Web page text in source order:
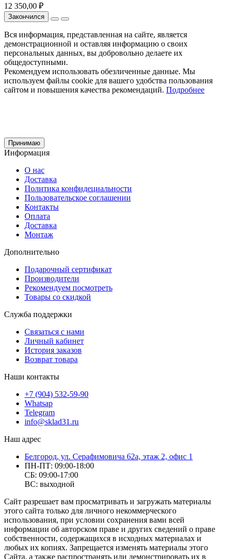
12 350,00 ₽
Закончился
Вся информация, представленная на сайте, является
демонстрационной и оставляя информацию о своих
персональных данных, вы добровольно делаете их
общедоступными.
Рекомендуем использовать обезличенные данные. Мы
используем файлы cookie для вашего удобства пользования
сайтом и повышения качества рекомендаций. Подробнее
Принимаю
Информация
О нас
Доставка
Политика конфидециальности
Пользовательское соглашении
Контакты
Оплата
Доставка
Монтаж
Дополнительно
Подарочный сертификат
Производители
Рекомендуем посмотреть
Товары со скидкой
Служба поддержки
Связаться с нами
Личный кабинет
История заказов
Возврат товара
Наши контакты
+7 (904) 532-59-90
Whatsap
Telegram
info@sklad31.ru
Наш адрес
Белгород, ул. Серафимовича 62а, этаж 2, офис 1
ПН-ПТ: 09:00-18:00
СБ: 09:00-17:00
ВС: выходной
Сайт разрешает вам просматривать и загружать материалы
этого сайта только для личного некоммерческого
использования, при условии сохранения вами всей
информации об авторском праве и других сведений о праве
собственности, содержащихся в исходных материалах и
любых их копиях. Запрещается изменять материалы этого
Сайта, а также распространять или демонстрировать их в